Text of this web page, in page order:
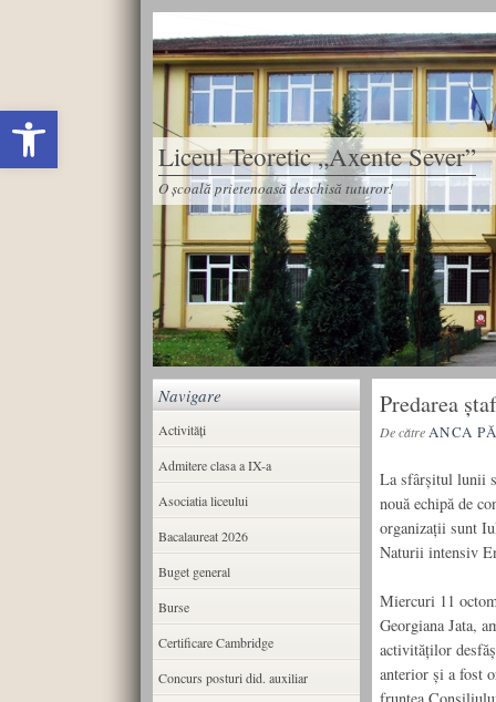
Deschide bara de unelte
Liceul Teoretic „Axente Sever”
O școală prietenoasă deschisă tuturor!
Predarea
De cătreANCA
La sfârșitul lunii
nouă echipă de
organizații sunt
Naturii intensiv
Miercuri 11
Georgiana Jata,
activităților
anterior și a fost
Navigare
Activități
Admitere clasa a IX-a
Asociatia liceului
Bacalaureat 2026
Buget general
Burse
Certificare Cambridge
Concurs posturi did. auxiliar